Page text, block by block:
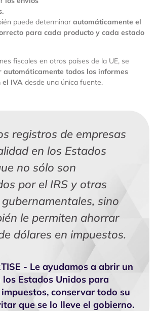
puede determinar automáticamente el
para cada producto y cada estado
fiscales en otros países de la UE, se
automáticamente todos los informes
el IVA desde una única fuente.
registros de empresas
en los Estados
no sólo son
por el IRS y otras
sino
le permiten ahorrar
dólares en impuestos.
- Le ayudamos a abrir un
los Estados Unidos para
conservar todo su
que se lo lleve el gobierno.